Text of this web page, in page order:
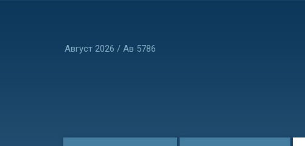
Август 2026 / Ав 5786